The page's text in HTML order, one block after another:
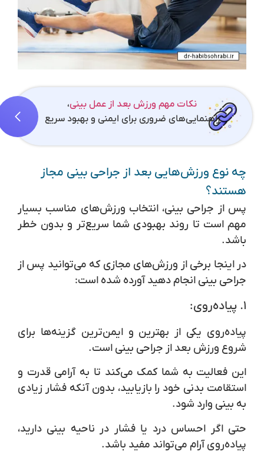
نکات مهم ورزش بعد از عمل بینی،
راهنمایی‌های ضروری برای ایمنی و بهبود سریع
چه نوع ورزش‌هایی بعد از جراحی بینی مجاز
هستند؟
پس از جراحی بینی، انتخاب ورزش‌های مناسب بسیار
مهم است تا روند بهبودی شما سریع‌تر و بدون خطر
باشد.
در اینجا برخی از ورزش‌های مجازی که می‌توانید پس از
جراحی بینی انجام دهید آورده شده است:
پیاده‌روی:
پیاده‌روی یکی از بهترین و ایمن‌ترین گزینه‌ها برای
شروع ورزش بعد از جراحی بینی است.
این فعالیت به شما کمک می‌کند تا به آرامی قدرت و
استقامت بدنی خود را بازیابید، بدون آنکه فشار زیادی
به بینی وارد شود.
حتی اگر احساس درد یا فشار در ناحیه بینی دارید،
پیاده‌روی آرام می‌تواند مفید باشد.